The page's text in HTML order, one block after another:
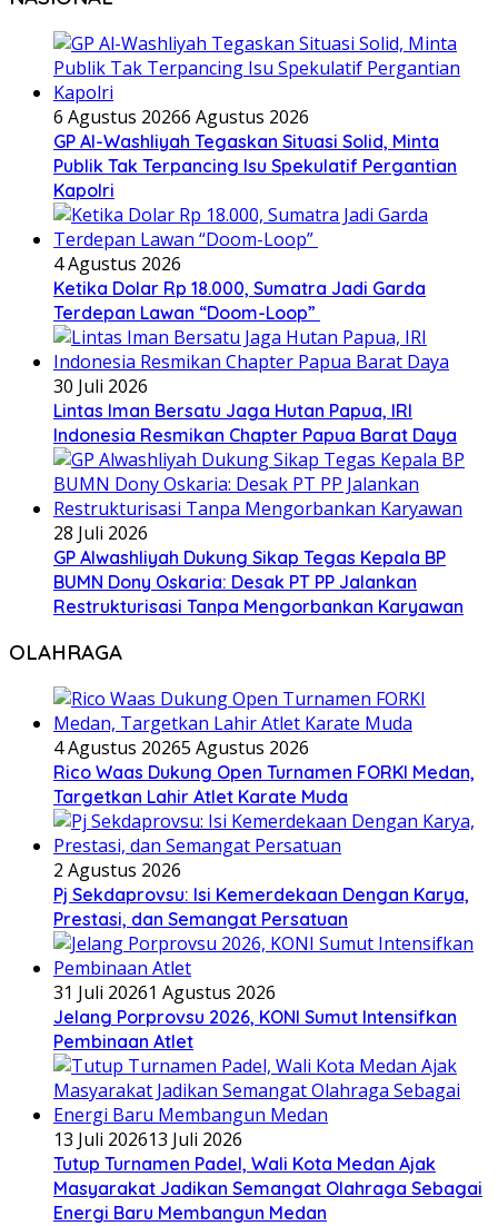
6 Agustus 20266 Agustus 2026
GP Al-Washliyah Tegaskan Situasi Solid, Minta
Publik Tak Terpancing Isu Spekulatif Pergantian
Kapolri
4 Agustus 2026
Ketika Dolar Rp 18.000, Sumatra Jadi Garda
Terdepan Lawan “Doom-Loop”
30 Juli 2026
Lintas Iman Bersatu Jaga Hutan Papua, IRI
Indonesia Resmikan Chapter Papua Barat Daya
28 Juli 2026
GP Alwashliyah Dukung Sikap Tegas Kepala BP
BUMN Dony Oskaria: Desak PT PP Jalankan
Restrukturisasi Tanpa Mengorbankan Karyawan
OLAHRAGA
4 Agustus 20265 Agustus 2026
Rico Waas Dukung Open Turnamen FORKI Medan,
Targetkan Lahir Atlet Karate Muda
2 Agustus 2026
Pj Sekdaprovsu: Isi Kemerdekaan Dengan Karya,
Prestasi, dan Semangat Persatuan
31 Juli 20261 Agustus 2026
Jelang Porprovsu 2026, KONI Sumut Intensifkan
Pembinaan Atlet
13 Juli 202613 Juli 2026
Tutup Turnamen Padel, Wali Kota Medan Ajak
Masyarakat Jadikan Semangat Olahraga Sebagai
Energi Baru Membangun Medan